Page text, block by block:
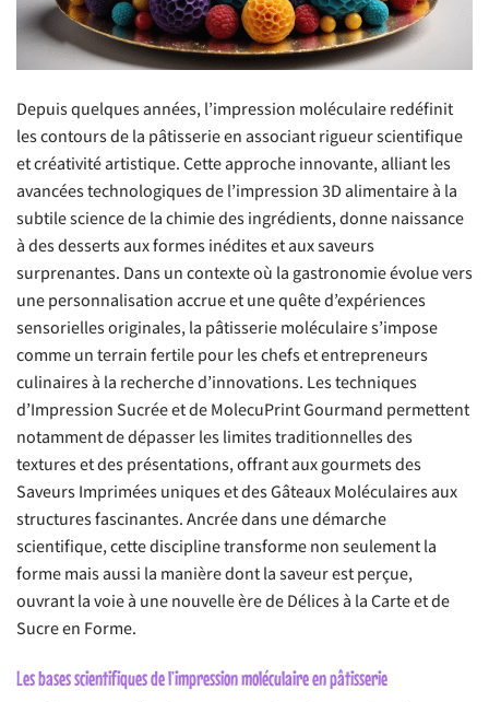
Depuis quelques années, l’impression moléculaire redéfinit
les contours de la pâtisserie en associant rigueur scientifique
et créativité artistique. Cette approche innovante, alliant les
avancées technologiques de l’impression 3D alimentaire à la
subtile science de la chimie des ingrédients, donne naissance
à des desserts aux formes inédites et aux saveurs
surprenantes. Dans un contexte où la gastronomie évolue vers
une personnalisation accrue et une quête d’expériences
sensorielles originales, la pâtisserie moléculaire s’impose
comme un terrain fertile pour les chefs et entrepreneurs
culinaires à la recherche d’innovations. Les techniques
d’Impression Sucrée et de MolecuPrint Gourmand permettent
notamment de dépasser les limites traditionnelles des
textures et des présentations, offrant aux gourmets des
Saveurs Imprimées uniques et des Gâteaux Moléculaires aux
structures fascinantes. Ancrée dans une démarche
scientifique, cette discipline transforme non seulement la
forme mais aussi la manière dont la saveur est perçue,
ouvrant la voie à une nouvelle ère de Délices à la Carte et de
Sucre en Forme.
Les bases scientifiques de l’impression moléculaire en pâtisserie